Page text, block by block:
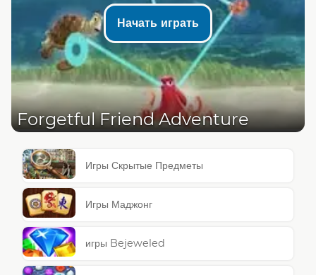
Начать играть
Forgetful Friend Adventure
Игры Скрытые Предметы
Игры Маджонг
игры Bejeweled